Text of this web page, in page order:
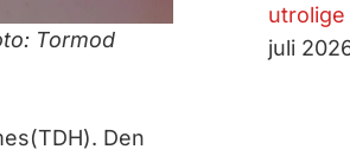
Tormod
Den
utrolige
juli